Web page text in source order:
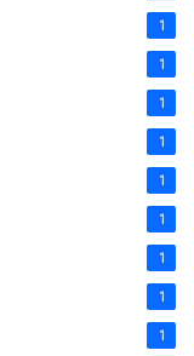
1
1
1
1
1
1
1
1
1